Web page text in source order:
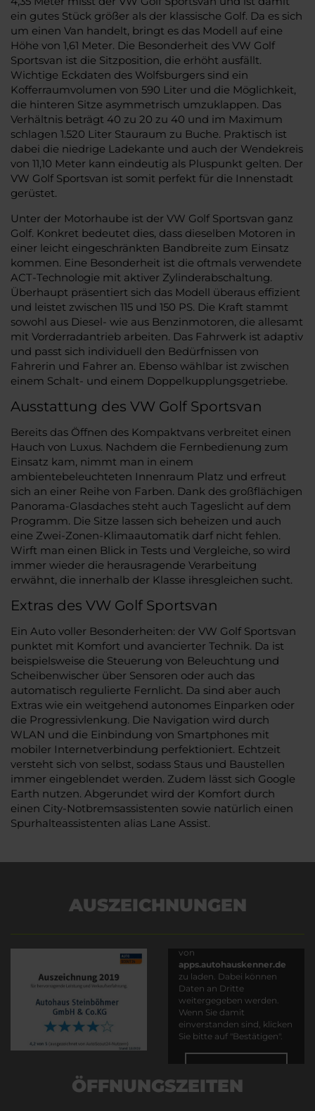
ein gutes Stück größer als der klassische Golf. Da es sich
um einen Van handelt, bringt es das Modell auf eine
Höhe von 1,61 Meter. Die Besonderheit des VW Golf
Sportsvan ist die Sitzposition, die erhöht ausfällt.
Wichtige Eckdaten des Wolfsburgers sind ein
Kofferraumvolumen von 590 Liter und die Möglichkeit,
die hinteren Sitze asymmetrisch umzuklappen. Das
Verhältnis beträgt 40 zu 20 zu 40 und im Maximum
schlagen 1.520 Liter Stauraum zu Buche. Praktisch ist
dabei die niedrige Ladekante und auch der Wendekreis
von 11,10 Meter kann eindeutig als Pluspunkt gelten. Der
VW Golf Sportsvan ist somit perfekt für die Innenstadt
gerüstet.
Unter der Motorhaube ist der VW Golf Sportsvan ganz
Golf. Konkret bedeutet dies, dass dieselben Motoren in
einer leicht eingeschränkten Bandbreite zum Einsatz
kommen. Eine Besonderheit ist die oftmals verwendete
ACT-Technologie mit aktiver Zylinderabschaltung.
Überhaupt präsentiert sich das Modell überaus effizient
und leistet zwischen 115 und 150 PS. Die Kraft stammt
sowohl aus Diesel- wie aus Benzinmotoren, die allesamt
mit Vorderradantrieb arbeiten. Das Fahrwerk ist adaptiv
und passt sich individuell den Bedürfnissen von
Fahrerin und Fahrer an. Ebenso wählbar ist zwischen
einem Schalt- und einem Doppelkupplungsgetriebe.
Ausstattung des VW Golf Sportsvan
Bereits das Öffnen des Kompaktvans verbreitet einen
Hauch von Luxus. Nachdem die Fernbedienung zum
Einsatz kam, nimmt man in einem
ambientebeleuchteten Innenraum Platz und erfreut
sich an einer Reihe von Farben. Dank des großflächigen
Panorama-Glasdaches steht auch Tageslicht auf dem
Programm. Die Sitze lassen sich beheizen und auch
eine Zwei-Zonen-Klimaautomatik darf nicht fehlen.
Wirft man einen Blick in Tests und Vergleiche, so wird
immer wieder die herausragende Verarbeitung
erwähnt, die innerhalb der Klasse ihresgleichen sucht.
Extras des VW Golf Sportsvan
Ein Auto voller Besonderheiten: der VW Golf Sportsvan
punktet mit Komfort und avancierter Technik. Da ist
beispielsweise die Steuerung von Beleuchtung und
Scheibenwischer über Sensoren oder auch das
automatisch regulierte Fernlicht. Da sind aber auch
Extras wie ein weitgehend autonomes Einparken oder
die Progressivlenkung. Die Navigation wird durch
WLAN und die Einbindung von Smartphones mit
mobiler Internetverbindung perfektioniert. Echtzeit
versteht sich von selbst, sodass Staus und Baustellen
immer eingeblendet werden. Zudem lässt sich Google
Earth nutzen. Abgerundet wird der Komfort durch
einen City-Notbremsassistenten sowie natürlich einen
Spurhalteassistenten alias Lane Assist.
AUSZEICHNUNGEN
von
apps.autohauskenner.de
zu laden. Dabei können
Daten an Dritte
weitergegeben werden.
Wenn Sie damit
einverstanden sind, klicken
Sie bitte auf "Bestätigen".
ÖFFNUNGSZEITEN